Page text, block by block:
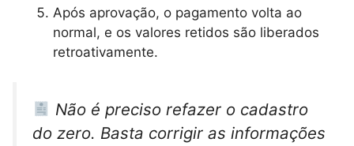
Após aprovação, o pagamento volta ao
normal, e os valores retidos são liberados
retroativamente.
Não é preciso refazer o cadastro
do zero. Basta corrigir as informações